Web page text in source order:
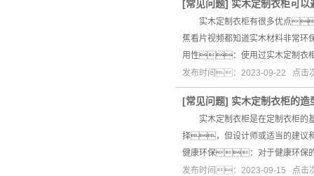
[常见问题] 实木定制衣柜可以
实木定制衣柜有很多优点
蕉看片视频都知道实木材料非
用性：使用过实木定制
发布时间：2023-09-22 点
[常见问题] 实木定制衣柜的造
实木定制衣柜是在定制衣柜的
择，但设计师或适当的建
健康环保：对于健康环保
发布时间：2023-09-15 点击